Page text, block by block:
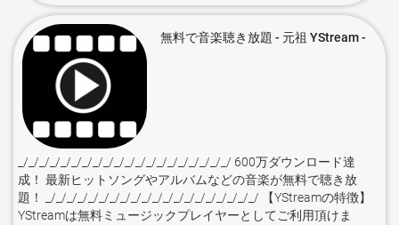
無料で音楽聴き放題 - 元祖 YStream -
_/_/_/_/_/_/_/_/_/_/_/_/_/_/_/_/_/_/_/_/ 600万ダウンロード達
成！ 最新ヒットソングやアルバムなどの音楽が無料で聴き放
題！ _/_/_/_/_/_/_/_/_/_/_/_/_/_/_/_/_/_/_/_/ 【YStreamの特徴】
YStreamは無料ミュージックプレイヤーとしてご利用頂けま